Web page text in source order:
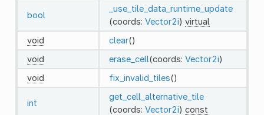
bool
_use_tile_data_runtime_update
(coords: Vector2i) virtual
void
clear()
void
erase_cell(coords: Vector2i)
void
fix_invalid_tiles()
int
get_cell_alternative_tile
(coords: Vector2i) const